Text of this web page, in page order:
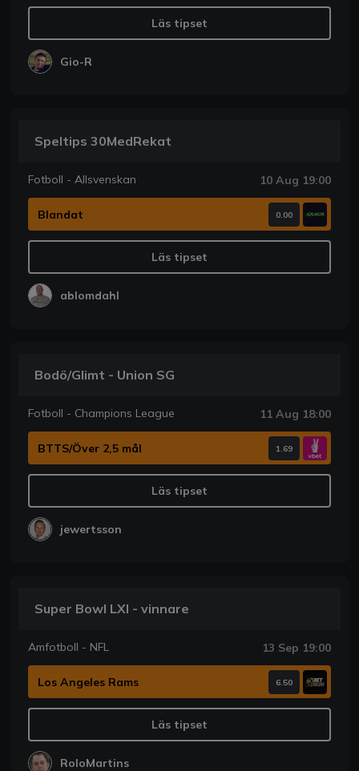
Läs tipset
Gio-R
Speltips 30MedRekat
Fotboll - Allsvenskan 10 Aug 19:00
Blandat 0.00
Läs tipset
ablomdahl
Bodö/Glimt - Union SG
Fotboll - Champions League 11 Aug 18:00
BTTS/Över 2,5 mål 1.69
Läs tipset
jewertsson
Super Bowl LXI - vinnare
Amfotboll - NFL 13 Sep 19:00
Los Angeles Rams 6.50
Läs tipset
RoloMartins